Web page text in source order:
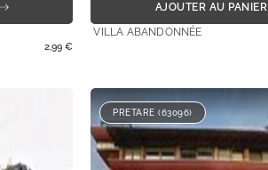
2,99€
AJOUTER AU PANIER
VILLA ABANDONNÉE
PRETARE (63096)